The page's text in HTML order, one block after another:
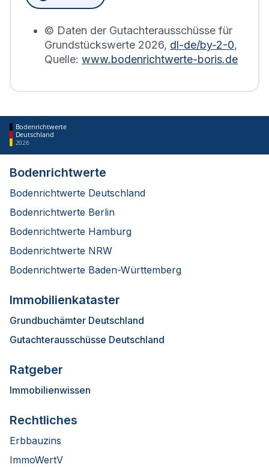
© Daten der Gutachterausschüsse für
Grundstückswerte 2026, dl-de/by-2-0,
Quelle: www.bodenrichtwerte-boris.de
Bodenrichtwerte
Deutschland
2026
Bodenrichtwerte
Bodenrichtwerte Deutschland
Bodenrichtwerte Berlin
Bodenrichtwerte Hamburg
Bodenrichtwerte NRW
Bodenrichtwerte Baden-Württemberg
Immobilienkataster
Grundbuchämter Deutschland
Gutachterausschüsse Deutschland
Ratgeber
Immobilienwissen
Rechtliches
Erbbauzins
ImmoWertV